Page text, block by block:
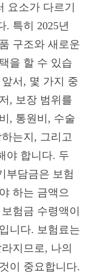
요소가 다르기
. 특히 2025년
구조와 새로운
을 할 수 있습
서, 몇 가지 중
, 보장 범위를
, 통원비, 수술
는지, 그리고
야 합니다. 두
부담금은 보험
하는 금액으
험금 수령액이
니다. 보험료는
지므로, 나의
이 중요합니다.